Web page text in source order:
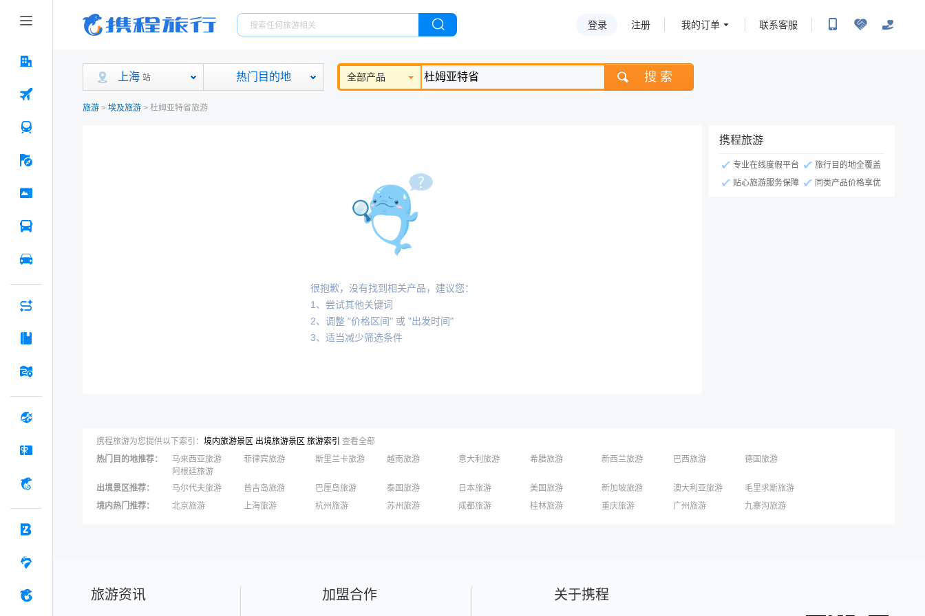
登录 注册 我的订单 联系客服
上海 站 热门目的地 全部产品 搜 索
旅游 > 埃及旅游 > 杜姆亚特省旅游
很抱歉，没有找到相关产品，建议您：
1、尝试其他关键词
2、调整 "价格区间" 或 "出发时间"
3、适当减少筛选条件
携程旅游
专业在线度假平台
旅行目的地全覆盖
贴心旅游服务保障
同类产品价格享优
携程旅游为您提供以下索引： 境内旅游景区 出境旅游景区 旅游索引 查看全部
热门目的地推荐： 马来西亚旅游 菲律宾旅游 斯里兰卡旅游 越南旅游 意大利旅游 希腊旅游 新西兰旅游 巴西旅游
德国旅游
阿根廷旅游
出境景区推荐： 马尔代夫旅游 普吉岛旅游 巴厘岛旅游 泰国旅游 日本旅游 美国旅游 新加坡旅游 澳大利亚旅游
毛里求斯旅游
苏梅岛旅游
瑞士旅游 长滩岛旅游 迪拜旅游 清迈旅游 柬埔寨旅游 英国旅游 东京旅游
京都旅游
境内热门推荐： 北京旅游 上海旅游 杭州旅游 苏州旅游 成都旅游 桂林旅游 重庆旅游 广州旅游
九寨沟旅游
旅游资讯 加盟合作 关于携程